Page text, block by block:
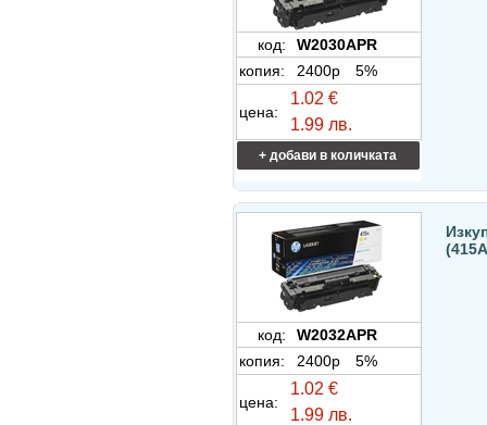
код:
W2030APR
копия:
2400p 5%
цена:
1.02 €
1.99 лв.
+ добави в количката
код:
W2032APR
копия:
2400p 5%
цена:
1.02 €
1.99 лв.